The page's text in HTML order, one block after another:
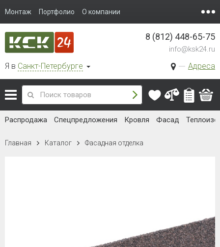
Монтаж Портфолио О компании
Я в Санкт-Петербурге Адреса
8 (812) 448-65-75
info@ksk24.ru
Распродажа Спецпредложения Кровля Фасад
Главная Каталог Фасадная отделка